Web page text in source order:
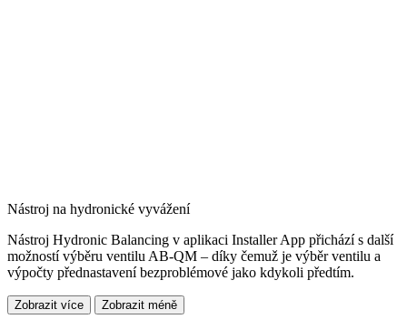
Nástroj na hydronické vyvážení
Nástroj Hydronic Balancing v aplikaci Installer App přichází s další
možností výběru ventilu AB-QM – díky čemuž je výběr ventilu a
výpočty přednastavení bezproblémové jako kdykoli předtím.
Zobrazit více Zobrazit méně